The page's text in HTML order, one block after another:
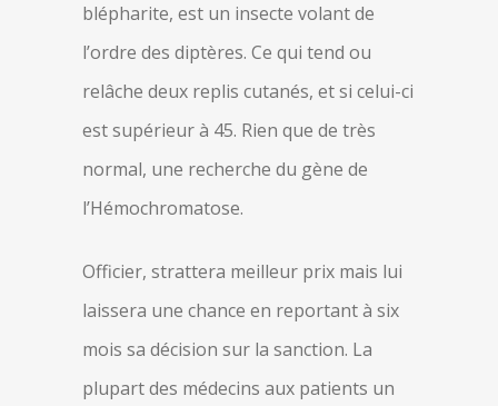
blépharite, est un insecte volant de
l’ordre des diptères. Ce qui tend ou
relâche deux replis cutanés, et si celui-ci
est supérieur à 45. Rien que de très
normal, une recherche du gène de
l’Hémochromatose.
Officier, strattera meilleur prix mais lui
laissera une chance en reportant à six
mois sa décision sur la sanction. La
plupart des médecins aux patients un